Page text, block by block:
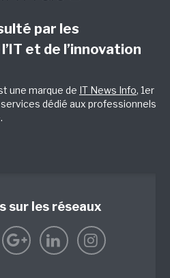
par les
et de l’innovation
une marque de IT News Info, 1er
dédié aux professionnels
sur les réseaux